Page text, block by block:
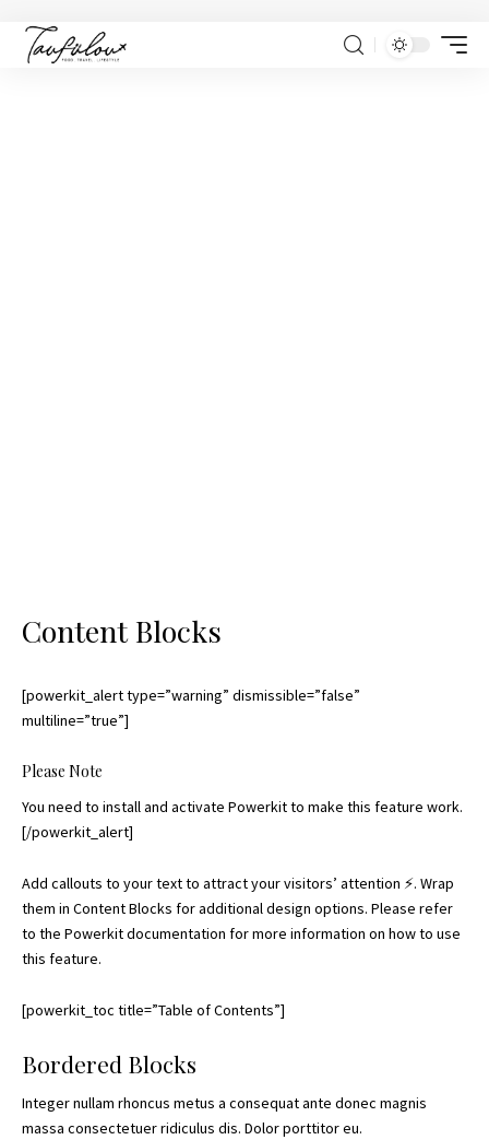
Content Blocks
[powerkit_alert type=”warning” dismissible=”false”
multiline=”true”]
Please Note
You need to install and activate Powerkitto make this feature work.
[/powerkit_alert]
Add callouts to your text to attract your visitors’ attention ⚡. Wrap
them in Content Blocks for additional design options. Please refer
to the Powerkitdocumentation for more information on how to use
this feature.
[powerkit_toc title=”Table of Contents”]
Bordered Blocks
Integer nullam rhoncus metus a consequat ante donec magnis
massa consectetuer ridiculus dis. Dolor porttitor eu.